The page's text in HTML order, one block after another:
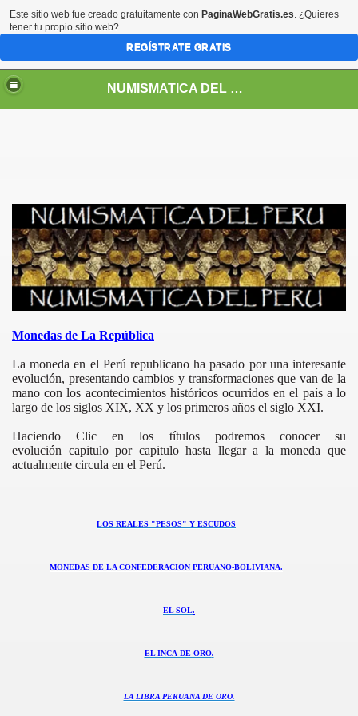
NUMISMATICA DEL PERU
Monedas de La República
La moneda en el Perú republicano ha pasado por una interesante
evolución, presentando cambios y transformaciones que van de la
mano con los acontecimientos históricos ocurridos en el país a lo
largo de los siglos XIX, XX y los primeros años el siglo XXI.
Haciendo Clic en los títulos podremos conocer su
evolución capitulo por capitulo hasta llegar a la moneda que
actualmente circula en el Perú.
LOS REALES "PESOS" Y ESCUDOS
MONEDAS DE LA CONFEDERACION PERUANO-BOLIVIANA.
EL SOL.
EL INCA DE ORO.
LA LIBRA PERUANA DE ORO.
III
Este sitio web fue creado gratuitamente con PaginaWebGratis.es. ¿Quieres
tener tu propio sitio web?
REGÍSTRATE GRATIS